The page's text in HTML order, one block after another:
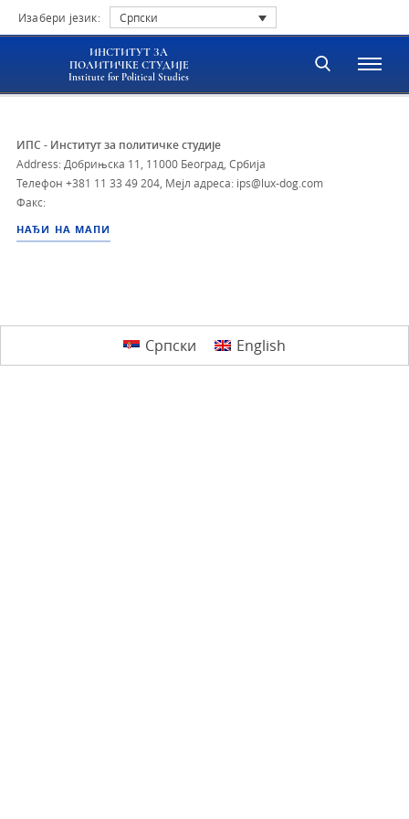
Изабери језик: Српски
ИНСТИТУТ ЗА
ПОЛИТИЧКЕ СТУДИЈЕ
Institute for Political Studies
ИПС - Институт за политичке студије
Address: Добрињска 11, 11000 Београд, Србија
Телефон +381 11 33 49 204 Мејл адреса: ips@lux-dog.com
Факс:
НАЂИ НА МАПИ
Српски English